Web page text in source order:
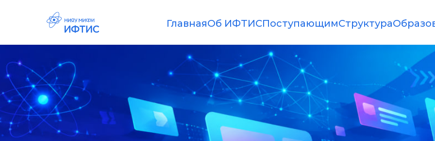
ГлавнаяОб ИФТИСПоступающимСтруктура